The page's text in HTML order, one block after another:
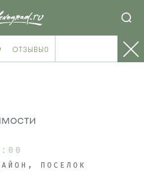
ОТЗЫВЫ0
ПОСЕЛОК